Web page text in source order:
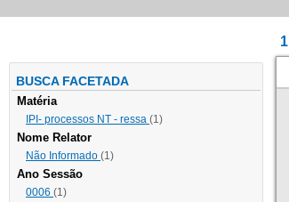
BUSCA FACETADA
Matéria
IPI- processos NT - ressa (1)
Nome Relator
Não Informado (1)
Ano Sessão
0006 (1)
1